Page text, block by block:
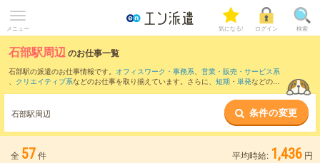
メニュー 気になる! ログイン 検索
石部駅周辺のお仕事一覧
石部駅の派遣のお仕事情報です。 オフィスワーク・事務系、 営業・販売・サービス系
、 クリエイティブ系などのお仕事を取り揃えています。さらに、 短期 ・ 単発などの期
また、草津(滋賀県)駅
など近隣駅のお仕
事もご確認いただけます。
石部駅周辺 条件の変更
全 57件 平均時給: 1,436 円